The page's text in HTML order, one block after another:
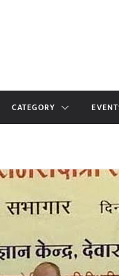
CATEGORY